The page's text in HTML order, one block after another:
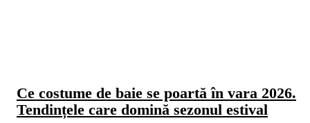
Ce costume de baie se poartă în vara 2026.
Tendințele care domină sezonul estival